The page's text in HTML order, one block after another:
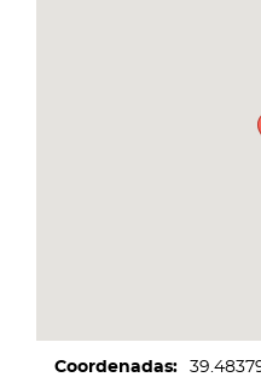
Coordenadas